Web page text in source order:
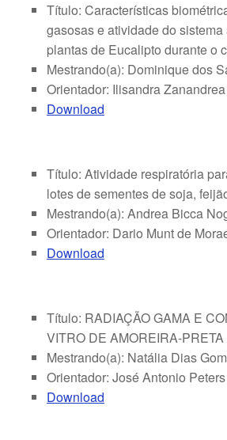
Título: Características
gasosas e atividade do
plantas de Eucalipto durante o
Mestrando(a): Dominique dos
Orientador: Ilisandra Zanandrea
Download
Título: Atividade respiratória
lotes de sementes de soja,
Mestrando(a): Andrea Bicca
Orientador: Dario Munt de
Download
Título: RADIAÇÃO GAMA E
VITRO DE AMOREIRA-PRETA
Mestrando(a): Natália Dias
Orientador: José Antonio Peters
Download